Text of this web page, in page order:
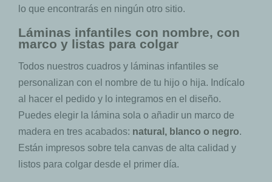
lo que encontrarás en ningún otro sitio.
Láminas infantiles con nombre, con
marco y listas para colgar
Todos nuestros cuadros y láminas infantiles se
personalizan con el nombre de tu hijo o hija. Indícalo
al hacer el pedido y lo integramos en el diseño.
Puedes elegir la lámina sola o añadir un marco de
madera en tres acabados: natural, blanco o negro.
Están impresos sobre tela canvas de alta calidad y
listos para colgar desde el primer día.